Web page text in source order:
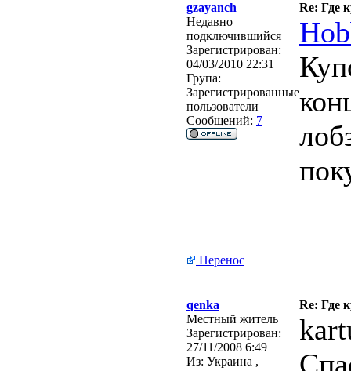
gzayanch
Re: Где
Недавно
подключившийся
Зарегистрирован:
04/03/2010 22:31
Група:
Зарегистрированные
пользователи
Сообщений: 7
Перенос
qenka
Re: Где
Местный житель
Зарегистрирован:
27/11/2008 6:49
Из: Украина ,